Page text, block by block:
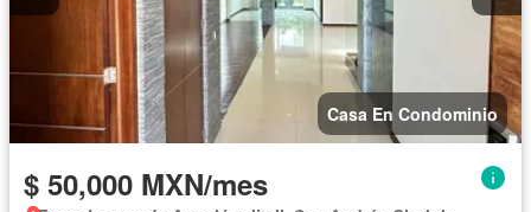
Casa En Condominio
$ 50,000 MXN/mes